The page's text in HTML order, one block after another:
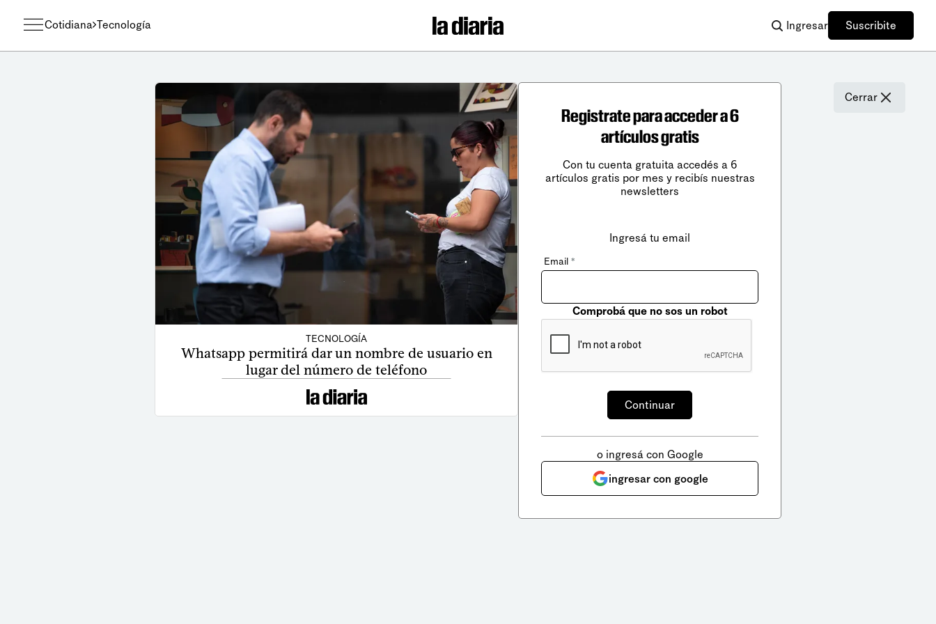
Cotidiana Tecnología Ingresar Suscribite
TECNOLOGÍA
Whatsapp permitirá dar un nombre de usuario en
lugar del número de teléfono
Cerrar
Registrate para acceder a 6
artículos gratis
Con tu cuenta gratuita accedés a 6
artículos gratis por mes y recibís nuestras
newsletters
Ingresá tu email
Email *
Comprobá que no sos un robot
o ingresá con Google
ingresar con google